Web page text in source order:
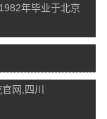
年毕业于北京